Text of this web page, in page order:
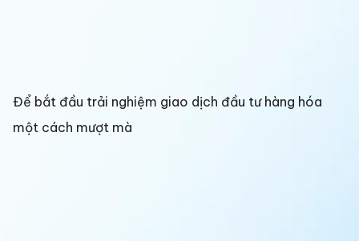
Để bắt đầu trải nghiệm giao dịch đầu tư hàng hóa
một cách mượt mà